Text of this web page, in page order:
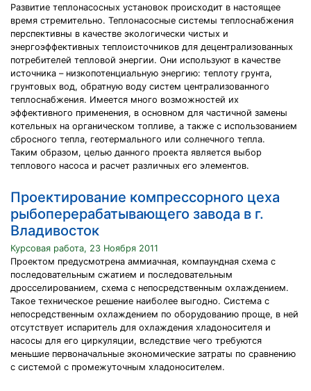
Развитие теплонасосных установок происходит в настоящее
время стремительно. Теплонасосные системы теплоснабжения
перспективны в качестве экологически чистых и
энергоэффективных теплоисточников для децентрализованных
потребителей тепловой энергии. Они используют в качестве
источника – низкопотенциальную энергию: теплоту грунта,
грунтовых вод, обратную воду систем централизованного
теплоснабжения. Имеется много возможностей их
эффективного применения, в основном для частичной замены
котельных на органическом топливе, а также с использованием
сбросного тепла, геотермального или солнечного тепла.
Таким образом, целью данного проекта является выбор
теплового насоса и расчет различных его элементов.
Проектирование компрессорного цеха
рыбоперерабатывающего завода в г.
Владивосток
Курсовая работа, 23 Ноября 2011
Проектом предусмотрена аммиачная, компаундная схема с
последовательным сжатием и последовательным
дросселированием, схема с непосредственным охлаждением.
Такое техническое решение наиболее выгодно. Система с
непосредственным охлаждением по оборудованию проще, в ней
отсутствует испаритель для охлаждения хладоносителя и
насосы для его циркуляции, вследствие чего требуются
меньшие первоначальные экономические затраты по сравнению
с системой с промежуточным хладоносителем.